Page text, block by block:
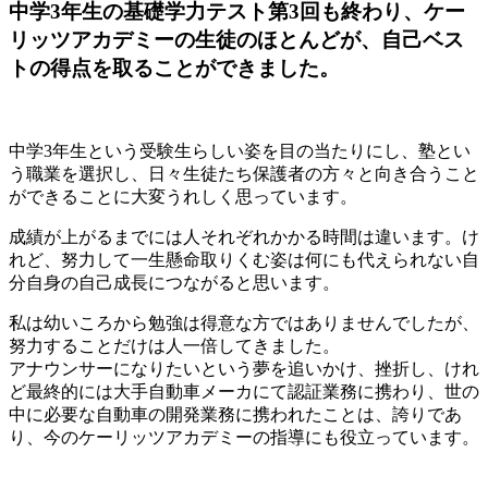
中学3年生の基礎学力テスト第3回も終わり、ケー
リッツアカデミーの生徒のほとんどが、自己ベス
トの得点を取ることができました。
中学3年生という受験生らしい姿を目の当たりにし、塾とい
う職業を選択し、日々生徒たち保護者の方々と向き合うこと
ができることに大変うれしく思っています。
成績が上がるまでには人それぞれかかる時間は違います。け
れど、努力して一生懸命取りくむ姿は何にも代えられない自
分自身の自己成長につながると思います。
私は幼いころから勉強は得意な方ではありませんでしたが、
努力することだけは人一倍してきました。
アナウンサーになりたいという夢を追いかけ、挫折し、けれ
ど最終的には大手自動車メーカにて認証業務に携わり、世の
中に必要な自動車の開発業務に携われたことは、誇りであ
り、今のケーリッツアカデミーの指導にも役立っています。